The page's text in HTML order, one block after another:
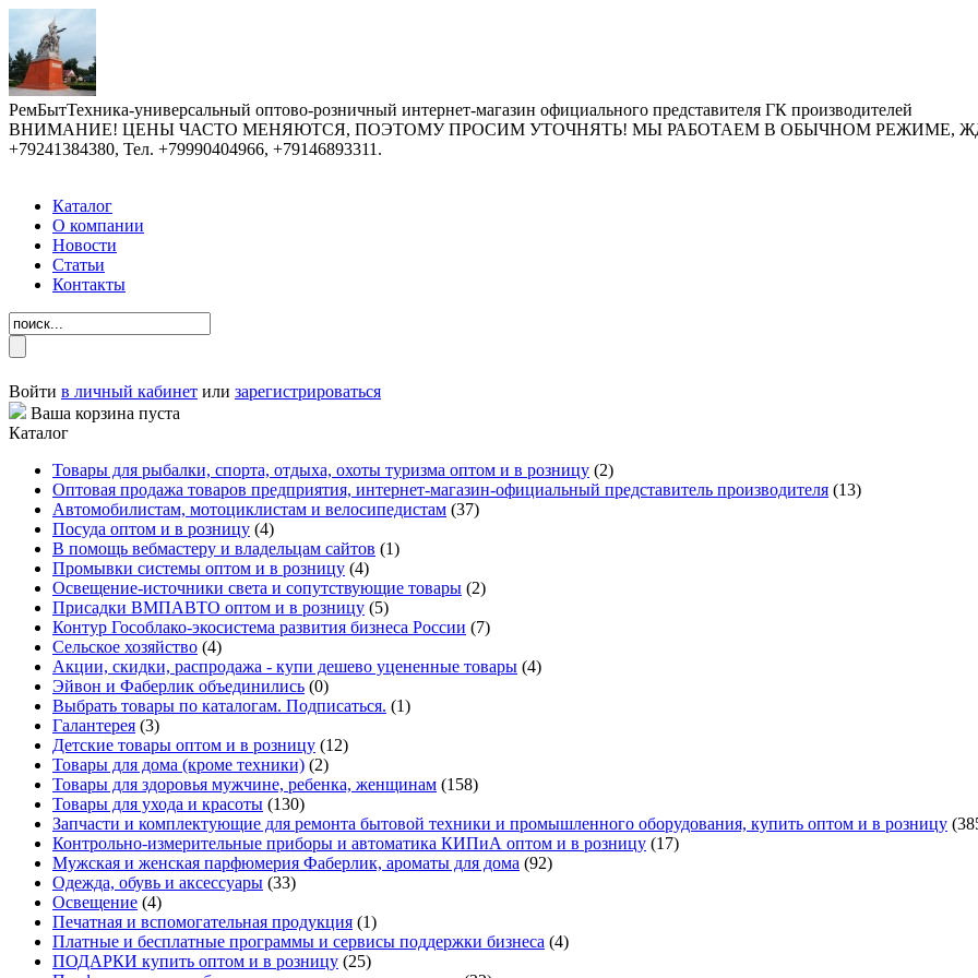
РемБытТехника-универсальный оптово-розничный интернет-магазин официального представителя ГК производителей
ВНИМАНИЕ! ЦЕНЫ ЧАСТО МЕНЯЮТСЯ, ПОЭТОМУ ПРОСИМ УТОЧНЯТЬ! МЫ РАБОТАЕМ В ОБЫЧНОМ РЕЖИМЕ, ЖДЕМ
+79241384380, Тел. +79990404966, +79146893311.
Каталог
О компании
Новости
Статьи
Контакты
Войти в личный кабинет или зарегистрироваться
Ваша корзина пуста
Каталог
Товары для рыбалки, спорта, отдыха, охоты туризма оптом и в розницу (2)
Оптовая продажа товаров предприятия, интернет-магазин-официальный представитель производителя (13)
Автомобилистам, мотоциклистам и велосипедистам (37)
Посуда оптом и в розницу (4)
В помощь вебмастеру и владельцам сайтов (1)
Промывки системы оптом и в розницу (4)
Освещение-источники света и сопутствующие товары (2)
Присадки ВМПАВТО оптом и в розницу (5)
Контур Гособлако-экосистема развития бизнеса России (7)
Сельское хозяйство (4)
Акции, скидки, распродажа - купи дешево уцененные товары (4)
Эйвон и Фаберлик объединились (0)
Выбрать товары по каталогам. Подписаться. (1)
Галантерея (3)
Детские товары оптом и в розницу (12)
Товары для дома (кроме техники) (2)
Товары для здоровья мужчине, ребенка, женщинам (158)
Товары для ухода и красоты (130)
Запчасти и комплектующие для ремонта бытовой техники и промышленного оборудования, купить оптом и в розницу
Контрольно-измерительные приборы и автоматика КИПиА оптом и в розницу (17)
Мужская и женская парфюмерия Фаберлик, ароматы для дома (92)
Одежда, обувь и аксессуары (33)
Освещение (4)
Печатная и вспомогательная продукция (1)
Платные и бесплатные программы и сервисы поддержки бизнеса (4)
ПОДАРКИ купить оптом и в розницу (25)